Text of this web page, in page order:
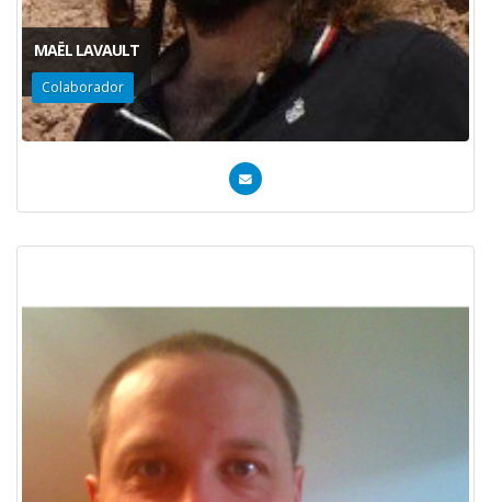
MAËL LAVAULT
Colaborador